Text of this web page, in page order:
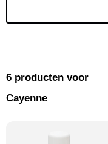
Mijn account
6 producten voor
Cayenne